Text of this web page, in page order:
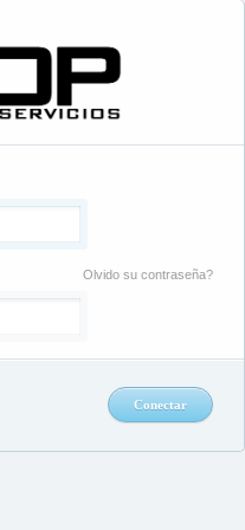
Olvido su contraseña?